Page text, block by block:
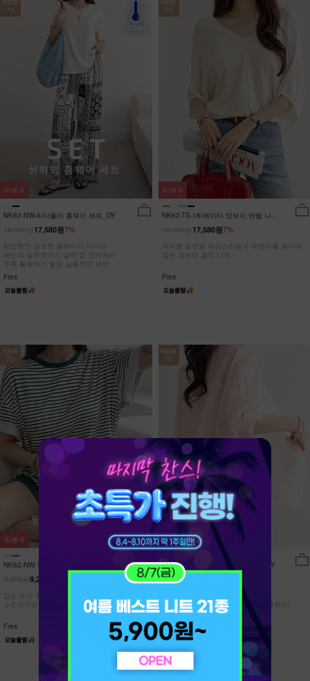
NEW
7%
NK62-NW-6/리플리 홈웨어 세트_DY
7%
17,580원
편안함만 강조한 홈웨어가 아니라
패턴과 실루엣까지 살려 집 안밖에서
두루 활용하기 좋은 실용적인 세트!
Free
리뷰 0
NEW
7%
NK62-TS-18/레이티 양브이 반팔 니트
7%
17,580원
여리함 끝판왕 여성스러움과 세련미를 동시에
잡은 양브이 골지 니트
Free
리뷰 0
NEW
7%
NK62-NW-11/유포니 반팔+반바지 홈웨
9,210원
입는 순간 편안함이 달라지는 캡내장
스트라이프 홈웨어 SET
Free
리뷰 0
NEW
7%
NK62-TS-32/일루민 뒤트임 셔츠_DY
21,900원
[ 답답한ZERO! 시스루 원단! ]
[55-99] 은은하게 반짝이는 고급링클원단!
자연스럽게 흐르는 핏!
Free
리뷰15